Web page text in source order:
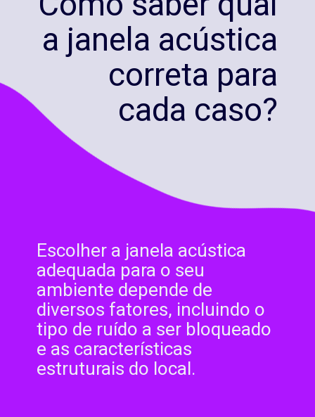
a janela acústica
correta para
cada caso?
Escolher a janela acústica
adequada para o seu
ambiente depende de
diversos fatores, incluindo o
tipo de ruído a ser bloqueado
e as características
estruturais do local.